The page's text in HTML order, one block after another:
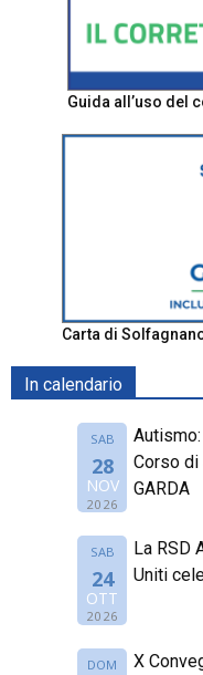
Guida all’uso del
Carta di
In calendario
SAB
28
NOV
2026
Corso di
GARDA
SAB
24
OTT
2026
La RSD
Uniti
DOM
X